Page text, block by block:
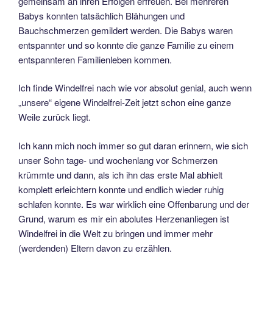
Babys konnten tatsächlich Blähungen und
Bauchschmerzen gemildert werden. Die Babys waren
entspannter und so konnte die ganze Familie zu einem
entspannteren Familienleben kommen.
Ich finde Windelfrei nach wie vor absolut genial, auch wenn
„unsere“ eigene Windelfrei-Zeit jetzt schon eine ganze
Weile zurück liegt.
Ich kann mich noch immer so gut daran erinnern, wie sich
unser Sohn tage- und wochenlang vor Schmerzen
krümmte und dann, als ich ihn das erste Mal abhielt
komplett erleichtern konnte und endlich wieder ruhig
schlafen konnte. Es war wirklich eine Offenbarung und der
Grund, warum es mir ein abolutes Herzenanliegen ist
Windelfrei in die Welt zu bringen und immer mehr
(werdenden) Eltern davon zu erzählen.